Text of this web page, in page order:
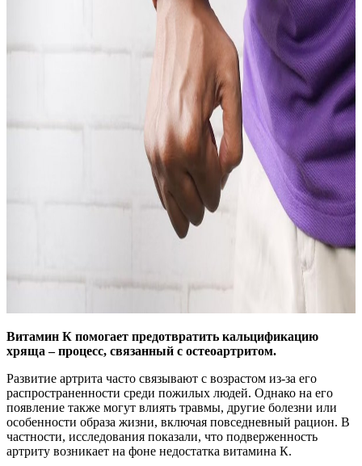
Витамин К помогает предотвратить кальцификацию
хряща – процесс, связанный с остеоартритом.
Развитие артрита часто связывают с возрастом из-за его
распространенности среди пожилых людей. Однако на его
появление также могут влиять травмы, другие болезни или
особенности образа жизни, включая повседневный рацион. В
частности, исследования показали, что подверженность
артриту возникает на фоне недостатка витамина К.